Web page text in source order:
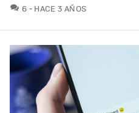
6 COMENTARIOS
HACE 3 AÑOS